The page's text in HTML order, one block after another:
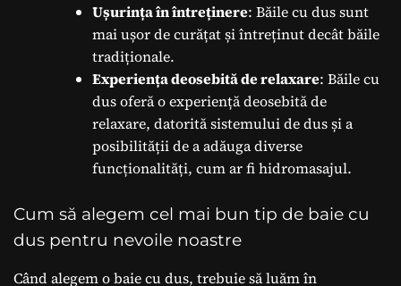
Ușurința în întreținere: Băile cu dus sunt
mai ușor de curățat și întreținut decât băile
tradiționale.
Experiența deosebită de relaxare: Băile cu
dus oferă o experiență deosebită de
relaxare, datorită sistemului de dus și a
posibilității de a adăuga diverse
funcționalități, cum ar fi hidromasajul.
Cum să alegem cel mai bun tip de baie cu
dus pentru nevoile noastre
Când alegem o baie cu dus, trebuie să luăm în